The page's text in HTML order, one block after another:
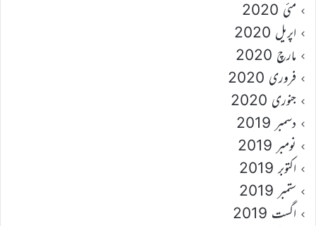
مئی 2020
اپریل 2020
مارچ 2020
فروری 2020
جنوری 2020
دسمبر 2019
نومبر 2019
اکتوبر 2019
ستمبر 2019
اگست 2019